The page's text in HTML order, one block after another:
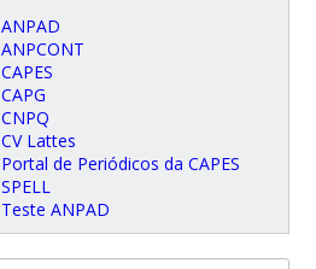
ANPAD
ANPCONT
CAPES
CAPG
CNPQ
CV Lattes
Portal de Periódicos da CAPES
SPELL
Teste ANPAD